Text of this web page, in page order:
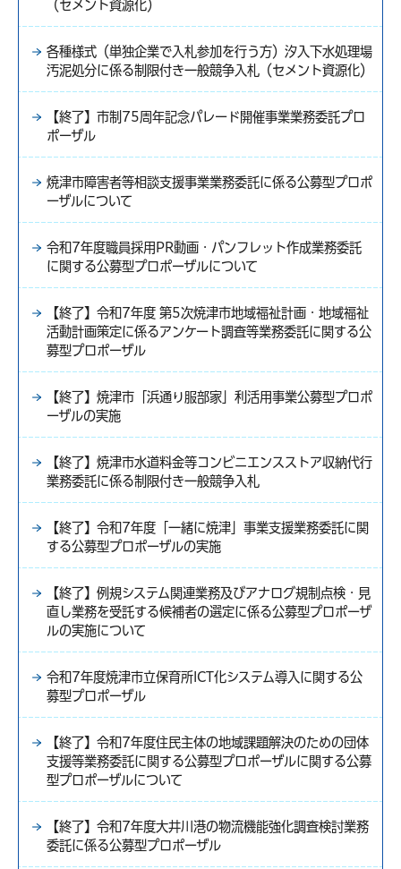
（セメント資源化）
各種様式（単独企業で入札参加を行う方）汐入下水処理場
汚泥処分に係る制限付き一般競争入札（セメント資源化）
【終了】市制75周年記念パレード開催事業業務委託プロ
ポーザル
焼津市障害者等相談支援事業業務委託に係る公募型プロポ
ーザルについて
令和7年度職員採用PR動画・パンフレット作成業務委託
に関する公募型プロポーザルについて
【終了】令和7年度 第5次焼津市地域福祉計画・地域福祉
活動計画策定に係るアンケート調査等業務委託に関する公
募型プロポーザル
【終了】焼津市「浜通り服部家」利活用事業公募型プロポ
ーザルの実施
【終了】焼津市水道料金等コンビニエンスストア収納代行
業務委託に係る制限付き一般競争入札
【終了】令和7年度「一緒に焼津」事業支援業務委託に関
する公募型プロポーザルの実施
【終了】例規システム関連業務及びアナログ規制点検・見
直し業務を受託する候補者の選定に係る公募型プロポーザ
ルの実施について
令和7年度焼津市立保育所ICT化システム導入に関する公
募型プロポーザル
【終了】令和7年度住民主体の地域課題解決のための団体
支援等業務委託に関する公募型プロポーザルに関する公募
型プロポーザルについて
【終了】令和7年度大井川港の物流機能強化調査検討業務
委託に係る公募型プロポーザル